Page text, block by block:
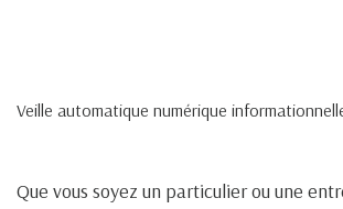
Veille automatique numérique
Que vous soyez un particulier ou une